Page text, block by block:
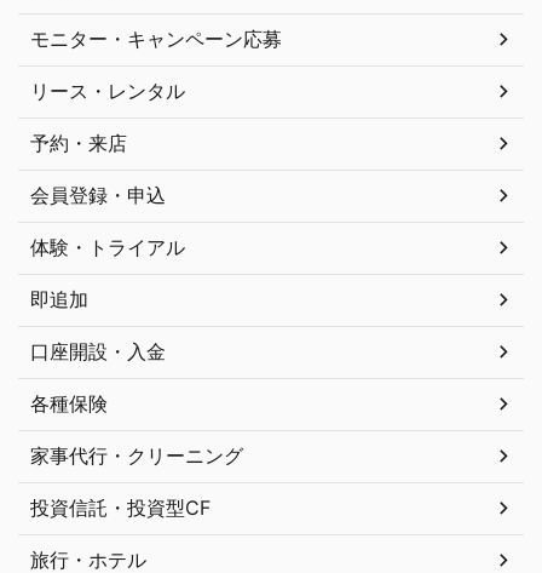
モニター・キャンペーン応募
リース・レンタル
予約・来店
会員登録・申込
体験・トライアル
即追加
口座開設・入金
各種保険
家事代行・クリーニング
投資信託・投資型CF
旅行・ホテル